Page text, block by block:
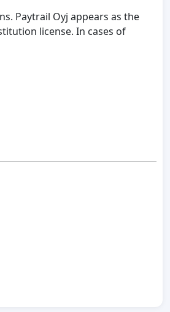
Paytrail Oyj appears as the
license. In cases of